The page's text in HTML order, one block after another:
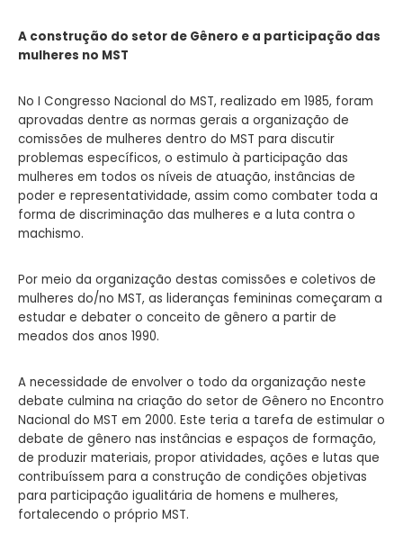
A construção do setor de Gênero e a participação das
mulheres no MST
No I Congresso Nacional do MST, realizado em 1985, foram
aprovadas dentre as normas gerais a organização de
comissões de mulheres dentro do MST para discutir
problemas específicos, o estimulo à participação das
mulheres em todos os níveis de atuação, instâncias de
poder e representatividade, assim como combater toda a
forma de discriminação das mulheres e a luta contra o
machismo.
Por meio da organização destas comissões e coletivos de
mulheres do/no MST, as lideranças femininas começaram a
estudar e debater o conceito de gênero a partir de
meados dos anos 1990.
A necessidade de envolver o todo da organização neste
debate culmina na criação do setor de Gênero no Encontro
Nacional do MST em 2000. Este teria a tarefa de estimular o
debate de gênero nas instâncias e espaços de formação,
de produzir materiais, propor atividades, ações e lutas que
contribuíssem para a construção de condições objetivas
para participação igualitária de homens e mulheres,
fortalecendo o próprio MST.